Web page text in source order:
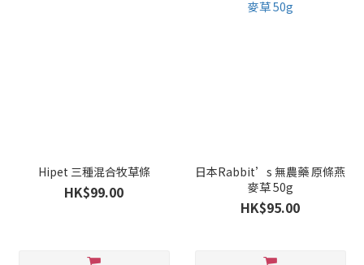
Hipet 三種混合牧草條
HK$99.00
日本Rabbit’s 無農藥 原條燕
麥草 50g
HK$95.00